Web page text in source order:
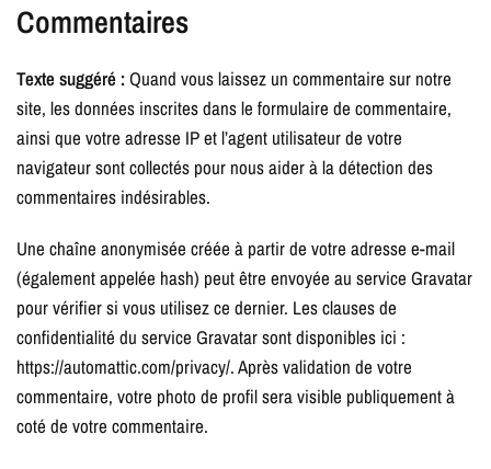
Commentaires
Texte suggéré :Quand vous laissez un commentaire sur notre
site, les données inscrites dans le formulaire de commentaire,
ainsi que votre adresse IP et l’agent utilisateur de votre
navigateur sont collectés pour nous aider à la détection des
commentaires indésirables.
Une chaîne anonymisée créée à partir de votre adresse e-mail
(également appelée hash) peut être envoyée au service Gravatar
pour vérifier si vous utilisez ce dernier. Les clauses de
confidentialité du service Gravatar sont disponibles ici :
https://automattic.com/privacy/. Après validation de votre
commentaire, votre photo de profil sera visible publiquement à
coté de votre commentaire.